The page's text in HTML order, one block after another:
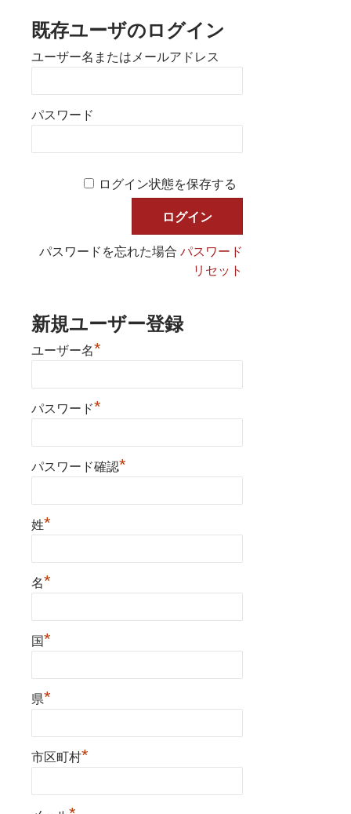
既存ユーザのログイン
ユーザー名またはメールアドレス
パスワード
ログイン状態を保存する
パスワードを忘れた場合パスワード
リセット
新規ユーザー登録
ユーザー名*
パスワード*
パスワード確認*
姓*
名*
国*
県*
市区町村*